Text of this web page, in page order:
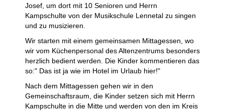
Josef, um dort mit 10 Senioren und Herrn
Kampschulte von der Musikschule Lennetal zu singen
und zu musizieren.
Wir starten mit einem gemeinsamen Mittagessen, wo
wir vom Küchenpersonal des Altenzentrums besonders
herzlich bedient werden. Die Kinder kommentieren das
so:" Das ist ja wie im Hotel im Urlaub hier!"
Nach dem Mittagessen gehen wir in den
Gemeinschaftsraum, die Kinder setzen sich mit Herrn
Kampschulte in die Mitte und werden von den im Kreis